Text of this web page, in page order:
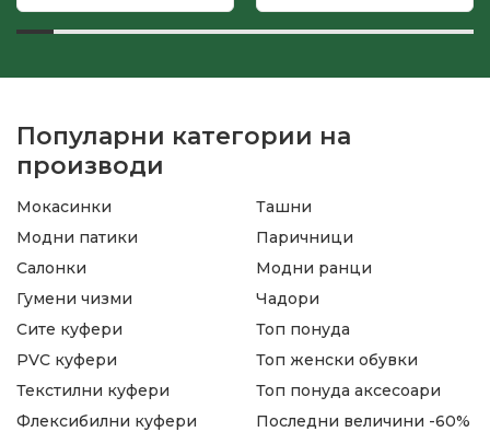
Популарни категории на
производи
Мокасинки
Модни патики
Салонки
Гумени чизми
Ташни
Паричници
Модни ранци
Чадори
Сите куфери
PVC куфери
Текстилни куфери
Флексибилни куфери
Топ понуда
Топ женски обувки
Топ понуда аксесоари
Последни величини -60%